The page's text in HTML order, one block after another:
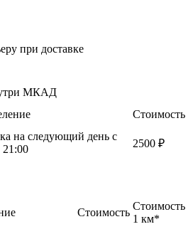
при доставке
МКАД
Стоимость
на следующий день с
21:00
2500 ₽
Стоимость
Стоимость
1 км*